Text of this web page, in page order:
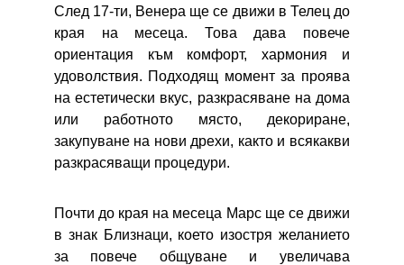
След 17-ти, Венера ще се движи в Телец до
края на месеца. Това дава повече
ориентация към комфорт, хармония и
удоволствия. Подходящ момент за проява
на естетически вкус, разкрасяване на дома
или работното място, декориране,
закупуване на нови дрехи, както и всякакви
разкрасяващи процедури.
Почти до края на месеца Марс ще се движи
в знак Близнаци, което изостря желанието
за повече общуване и увеличава